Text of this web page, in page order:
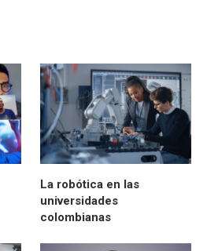
La robótica en las
universidades
colombianas